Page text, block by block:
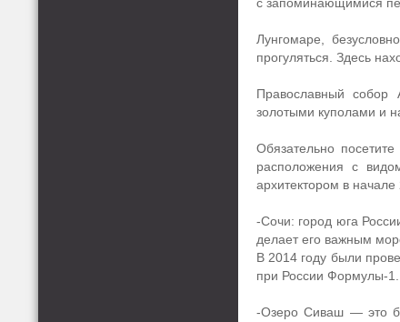
Лунгомаре,
прогуляться. Здесь
Православный собор
золотыми куполами и
Обязательно
расположения с
архитектором в начале
-Сочи: город юга
делает его важным
В 2014 году были
при России Формулы-1.
-Озеро Сиваш — это